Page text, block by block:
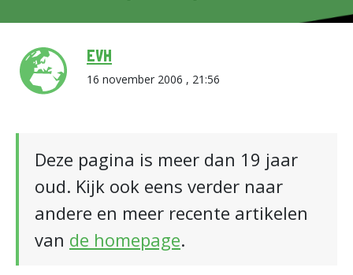
EVH
16 november 2006 , 21:56
Deze pagina is meer dan 19 jaar
oud. Kijk ook eens verder naar
andere en meer recente artikelen
van de homepage.